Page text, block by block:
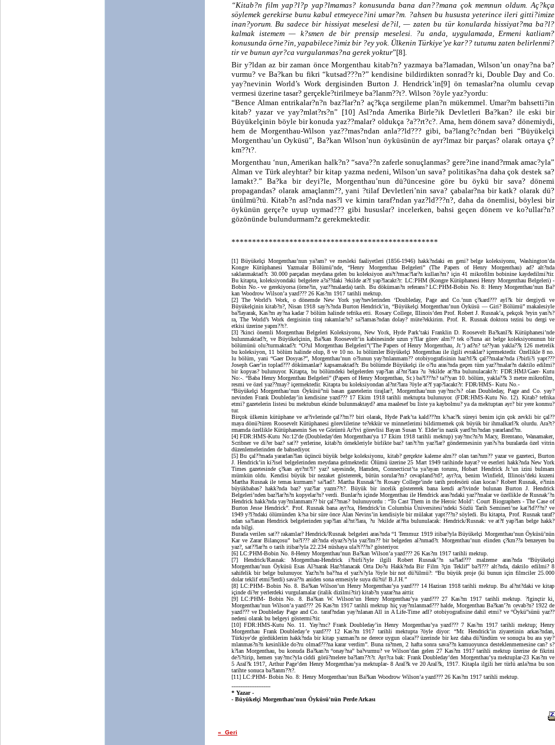
“Kitab?n film yap?l?p yap?lmamas? konusunda bana dan??mana çok memnun oldum. Aç?kça
söylemek gerekirse bunu kabul etmeyece?ini umar?m. ?ahsen bu hususta yeterince ileri gitti?imize
inan?yorum. Bu sadece bir hissiyat meselesi de?il, — zaten bu tür konularda hissiyat?ma ba?l?
kalmak istemem — k?smen de bir prensip meselesi. ?u anda, uygulamada, Ermeni katliam?
konusunda örne?in, yapabilece?imiz bir ?ey yok. Ülkenin Türkiye’ye kar?? tutumu zaten belirlenmi?
tir ve bunun ayr?ca vurgulanmas?na gerek yoktur”[8].
Bir y?ldan az bir zaman önce Morgenthau kitab?n? yazmaya ba?lamadan, Wilson’un onay?na ba?
vurmu? ve Ba?kan bu fikri “kutsad???n?” kendisine bildirdikten sonrad?r ki, Double Day and Co.
yay?nevinin World’s Work dergisinden Burton J. Hendrick’in[9] ön temaslar?na olumlu cevap
vermesi üzerine tasar? gerçekle?tirilmeye ba?lanm??t?. Wilson ?öyle yaz?yordu:
“Bence Alman entrikalar?n?n baz?lar?n? aç?kça sergileme plan?n mükemmel. Umar?m bahsetti?in
kitab? yazar ve yay?mlat?rs?n” [10] Asl?nda Amerika Birle?ik Devletleri Ba?kan? ile eski bir
Büyükelçinin böyle bir konuda yaz??malar? oldukça ?a??rt?c?. Ama, hem dönem sava? dönemiydi,
hem de Morgenthau-Wilson yaz??mas?ndan anla??ld??? gibi, ba?lang?c?ndan beri “Büyükelçi
Morgenthau’un Oyküsü”, Ba?kan Wilson’nun öyküsünün de ayr?lmaz bir parças? olarak ortaya ç?
km??t?.
Morgenthau ‘nun, Amerikan halk?n? “sava??n zaferle sonuçlanmas? gere?ine inand?rmak amac?yla”
Alman ve Türk aleyhtar? bir kitap yazma nedeni, Wilson’un sava? politikas?na daha çok destek sa?
lamakt?.” Ba?ka bir deyi?le, Morgenthau’nun dü?üncesine göre bu öykü bir sava? dönemi
propagandas? olarak amaçlanm??, yani ?tilaf Devletleri’nin sava? çabalar?na bir katk? olarak dü?
ünülmü?tü. Kitab?n asl?nda nas?l ve kimin taraf?ndan yaz?ld???n?, daha da önemlisi, böylesi bir
öykünün gerçe?e uyup uymad??? gibi hususlar? incelerken, bahsi geçen dönem ve ko?ullar?n?
gözönünde bulundurmam?z gerekmektedir.
**************************************************
[1] Büyükelçi Morgenthau’nun ya?am? ve mesleki faaliyetleri (1856-1946) hakk?ndaki en geni? belge koleksiyonu, Washington’da
Kongre Kütüphanesi Yazmalar Bölümü’nde, “Henry Morgenthau Belgeleri” (The Papers of Henry Morgenthau) ad? alt?nda
saklanmaktad?r. 30.000 parçadan meydana gelen bu koleksiyon ara?t?rmac?lar?n kullan?m? için 41 mikrofilm bobinine kaydedilmi?tir.
Bu kitapta, koleksiyondaki belgelere a?a??daki ?ekilde at?f yap?lacakt?r: LC:PHM (Kongre Kütüphanesi Henry Morgenthau Belgeleri) -
Bobin No.- ve gerekiyorsa (örne?in, yaz??malarda) tarih. Bu döküman?n referans? LC:PHM-Bobin No. 8: Henry Morgenthau’nun Ba?
kan Woodrow Wilson’a yazd??? 26 Kas?m 1917 tarihli mektup.
[2] The World’s Work, o dönemde New York yay?nevlerinden ‘Doubleday, Page and Co.’nun ç?kard??? ayl?k bir dergiydi ve
Büyükelçinin kitab?n?, Nisan 1918 say?s?nda Burton Hendrick’in, “Büyükelçi Morgenthau’nun Öyküsü — Giri? Bölümü” makalesiyle
ba?layarak, Kas?m ay?na kadar 7 bölüm halinde tefrika etti. Rosary College, Illinois’den Prof. Robert J. Rusnak’a, pekçok ?eyin yan?s?
ra, The World’s Work dergisinin tiraj rakamlar?n? sa?lamas?ndan dolay? müte?ekkirim. Prof. R. Rusnak doktora tezini bu dergi ve
etkisi üzerine yapm??t?.
[3] ?kinci önemli Morgenthau Belgeleri Koleksiyonu, New York, Hyde Park’taki Franklin D. Roosevelt Ba?kanl?k Kütüphanesi’nde
bulunmaktad?r, ve Büyükelçinin, Ba?kan Roosevelt’in kabinesinde uzun y?llar görev alm?? tek o?luna ait belge koleksiyonunun bir
bölümünü olu?turmaktad?r. “O?ul Morgenthau Belgeleri”(’The Papers of Henry Morgenthau, Jr.’) ad?n? ta??yan yakla??k 126 metrelik
bu koleksiyon, 11 bölüm halinde olup, 8 ve 10 no. lu bölümler Büyükelçi Morgenthau ile ilgili evraklar? içermektedir. Özellikle 8 no.
lu bölüm, yani “Gaer Dosyas?”, Morgenthau’nun o?lunun yay?mlanmam?? otobiyografisinin haz?rl?k çal??malar?nda i?birli?i yapt???
Joseph Gaer’in toplad??? dökümanlar? kapsamaktad?r. Bu bölümde Büyükelçi ile o?lu aras?nda geçen tüm yaz??malar?n daktilo edilmi?
bir kopyas? bulunuyor. Kitapta, bu bölümdeki belgelerden yap?lan al?nt?lara ?u ?ekilde at?fta bulunulacakt?r: FDR:HMJ/Gaer- Kutu
No:-. “Baba Henry Morgenthau Belgeleri” (Papers of Henry Morgenthau, Sr.) ba?l???n? ta??yan 10. bölüm, yakla??k 3 metre mikrofilm,
resmi ve özel yaz??may? içermektedir. Kitapta bu koleksiyondan al?nt?lara ?öyle at?f yap?lacakt?r: FDR/HMS- Kutu No.-
“Büyükelçi Morgenthau’nun Öyküsü”nü basan gazetelerin tirajlar?, Morgenthau’nun yay?mc?s? olan Doubleday, Page and Co. yay?
nevinden Frank Doubleday’in kendisine yazd??? 17 Ekim 1918 tarihli mektupta bulunuyor. (FDR:HMS-Kutu No. 12). Kitab? tefrika
etmi? gazetelerin listesi bu mektubun ekinde bulunmaktayd? ama maalesef bu liste ya kaybolmu? ya da mektuptan ayr? bir yere konmu?
tur.
Birçok ülkenin kütüphane ve ar?ivlerinde çal??m?? biri olarak, Hyde Park’ta kald???m k?sac?k süreyi benim için çok zevkli bir çal??
maya dönü?türen Roosevelt Kütüphanesi görevlilerine te?ekkür ve minnetlerimi bildirmemek çok büyük bir ihmalkarl?k olurdu. Ara?t?
rmamda özellikle Kütüphanenin Ses ve Görüntü Ar?ivi görevlisi Bayan Susan Y. Elder’in nazik yard?m?ndan yararland?m.
[4] FDR:HMS-Kutu No:12'de (Doubleday'den Morgenthau'ya 17 Ekim 1918 tarihli mektup) yay?mc?n?n Macy, Brentano, Wanamaker,
Scribner ve di?er baz? sat?? yerlerine, kitab?n örnekleriyle birlikte baz? tan?t?m yaz?lar? göndermesinin yan?s?ra buralarda özel vitrin
düzenlemelerinden de bahsediyor.
[5] Bu çal??mada yararlan?lan üçüncü büyük belge koleksiyonu, kitab? gerçekte kaleme alm?? olan tan?nm?? yazar ve gazeteci, Burton
J. Hendrick’in ki?isel belgelerinden meydana gelmektedir. Ölümü üzerine 25 Mart 1949 tarihinde hayat? ve eserleri hakk?nda New York
Times gazetesinde ç?kan ayr?nt?l? yaz? sayesinde, Hamden, Connecticut’ta ya?ayan torunu, Hobart Hendrick Jr.’un izini bulmam
mümkün oldu. Kendisi büyük bir nezaket göstererek, bütün sorular?m? cevapland?rd?, ayr?ca, benim Winfield, Illinois’deki kuzeni
Martha Rusnak ile temas kurmam? sa?lad?. Martha Rusnak’?n Rosary College’inde tarih profesörü olan kocas? Robert Rusnak, e?inin
büyükbabas? hakk?nda baz? yaz?lar yazm??t?. Büyük bir incelik göstererek bana kendi ar?ivinde bulunan Burton J. Hendrick
Belgeleri’nden baz?lar?n?n kopyelar?n? verdi. Bunlar?n içinde Morgenthau ile Hendrick aras?ndaki yaz??malar ve özellikle de Rusnak’?n
Hendrick hakk?nda yay?mlanmam?? bir çal??mas? bulunuyordu : “To Cast Them in the Heroic Mold’: Court Biographers - The Case of
Burton Jesse Hendrick”. Prof. Rusnak bana ayr?ca, Hendrick’in Columbia Üniversitesi’ndeki Sözlü Tarih Semineri’ne kat?ld???n? ve
1949 y?l?ndaki ölümünden k?sa bir süre önce Alan Nevins’in kendisiyle bir mülakat yapt???n? söyledi. Bu kitapta, Prof. Rusnak taraf?
ndan sa?lanan Hendrick belgelerinden yap?lan al?nt?lara, ?u ?ekilde at?fta bulunulacak: Hendrick/Rusnak: ve at?f yap?lan belge hakk?
nda bilgi.
Burada verilen sat?? rakamlar? Hendrick/Rusnak belgeleri aras?nda “1 Temmuz 1919 itibar?yla Büyükelçi Morgenthau’nun Öyküsü’nün
Kar ve Zarar Bilançosu” ba?l??? alt?nda elyaz?s?yla yaz?lm?? bir belgeden al?nmad?r. Morgenthau’nun elinden ç?km??a benzeyen bu
yaz?, sat??lar?n o tarih itibar?yla 22.234 nüshaya ula?t???n? gösteriyor.
[6] LC:PHM-Bobin No. 8-Henry Morgenthau’nun Ba?kan Wilson’a yazd??? 26 Kas?m 1917 tarihli mektup.
[7] Hendrick/Rasnak: Morgenthau-Hendrick i?birli?iyle ilgili Robert Rusnak’?n sa?lad??? malzeme aras?nda “Büyükelçi
Morgenthau’nun Öyküsü Esas Al?narak Haz?rlanacak Orta Do?u Hakk?nda Bir Film ?çin Teklif” ba?l??? alt?nda, daktilo edilmi? 8
sahifelik bir belge bulunuyor. Yaz?n?n ba??na el yaz?s?yla ?öyle bir not dü?ülmü?: “Bu büyük proje (ki bunun için filmciler 25.000
dolar teklif etmi?lerdi) sava??n aniden sona ermesiyle suya dü?tü! B.J.H.”
[8] LC:PHM- Bobin No. 8. Ba?kan Wilson’un Henry Morgenthau’ya yazd??? 14 Haziran 1918 tarihli mektup. Bu al?nt?daki ve kitap
içinde di?er yerlerdeki vurgulamalar (italik dizilmi?tir) kitab?n yazar?na aittir.
[9] LC:PHM- Bobin No. 8. Ba?kan W. Wilson’un Henry Morgenthau’ya yazd??? 27 Kas?m 1917 tarihli mektup. ?lginçtir ki,
Morgenthau’nun Wilson’a yazd??? 26 Kas?m 1917 tarihli mektup hiç yay?mlanmad??? halde, Morgenthau Ba?kan’?n cevab?n? 1922 de
yazd??? ve Doubleday Page and Co. taraf?ndan yay?nlanan All in A Life-Time adl? otobiyografisine dahil etmi? ve “Öykü”sünü yaz??
nedeni olarak bu belgeyi göstermi?tir.
[10] FDR:HMS-Kutu No. 11. Yay?mc? Frank Doubleday’in Henry Morgenthau’ya yazd??? 7 Kas?m 1917 tarihli mektup; Henry
Morgenthau Frank Doubleday’e yazd??? 12 Kas?m 1917 tarihli mektupta ?öyle diyor: “Mr. Hendrick’in ziyaretinin arkas?ndan,
Türkiye’de gördüklerim hakk?nda bir kitap yazman?n ne derece uygun olaca?? üzerinde bir kez daha dü?ündüm ve sonuçta bu ara yay?
mlanmas?n?n kesinlikle do?ru olmad???na karar verdim”. Buna ra?men, 2 hafta sonra sava??n kamuoyunca desteklenmemesine can? s?
k?lan Morgenthau, bu konuda Ba?kan?n “onay?na” ba?vurmu? ve Wilson’dan gelen 27 Kas?m 1917 tarihli mektup üzerine de fikrini
de?i?tirip, hemen yay?mc?yla ciddi görü?melere ba?lam??t?r. Ayr?ca bak: Frank Doubleday’den Morgenthau’ya mektuplar-23 Kas?m ve
5 Aral?k 1917, Arthur Page’den Henry Morgenthau’ya mektuplar- 8 Aral?k ve 20 Aral?k, 1917. Kitapla ilgili her türlü anla?ma bu son
tarihte sonuca ba?lanm??t?.
[11] LC:PHM- Bobin No. 8: Henry Morgenthau’nun Ba?kan Woodrow Wilson’a yazd??? 26 Kas?m 1917 tarihli mektup.
----------------------
* Yazar -
- Büyükelçi Morgenthau'nun Öyküsü'nün Perde Arkası
« Geri